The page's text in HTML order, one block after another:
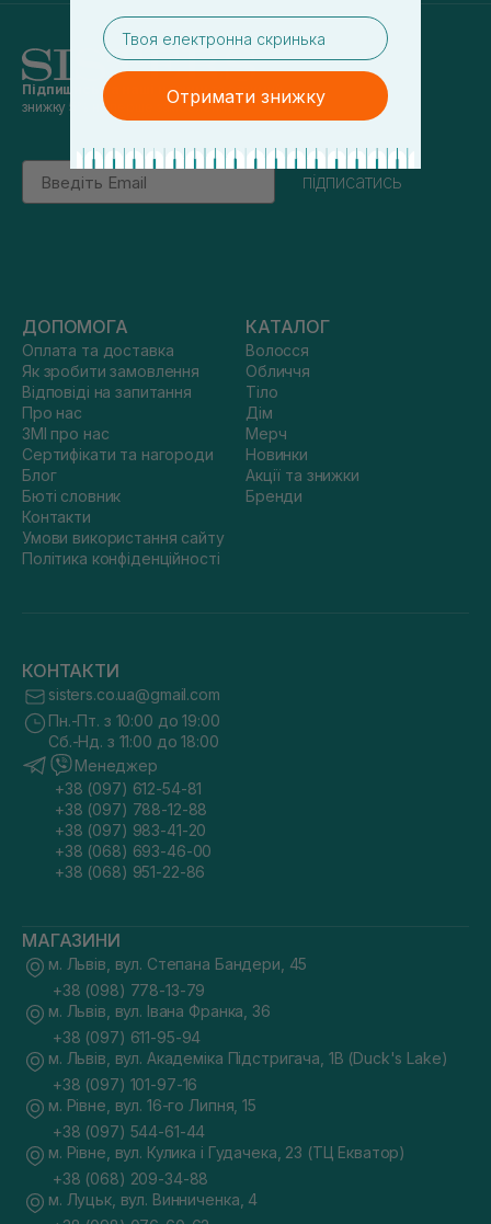
Підпишись на наші новинита отримуй
знижку 5% на перше замовлення
Email
підписатись
ДОПОМОГА
Оплата та доставка
Як зробити замовлення
Відповіді на запитання
Про нас
ЗМІ про нас
Сертифікати та нагороди
Блог
Бюті словник
Контакти
Умови використання сайту
Політика конфіденційності
КАТАЛОГ
Волосся
Обличчя
Тіло
Дім
Мерч
Новинки
Акції та знижки
Бренди
КОНТАКТИ
sisters.co.ua@gmail.com
Пн.-Пт. з 10:00 до 19:00
Сб.-Нд. з 11:00 до 18:00
Менеджер
+38 (097) 612-54-81
+38 (097) 788-12-88
+38 (097) 983-41-20
+38 (068) 693-46-00
+38 (068) 951-22-86
МАГАЗИНИ
м. Львів, вул. Степана Бандери, 45
+38 (098) 778-13-79
м. Львів, вул. Івана Франка, 36
+38 (097) 611-95-94
м. Львів, вул. Академіка Підстригача, 1В (Duck's Lake)
+38 (097) 101-97-16
м. Рівне, вул. 16-го Липня, 15
+38 (097) 544-61-44
м. Рівне, вул. Кулика і Гудачека, 23 (ТЦ Екватор)
+38 (068) 209-34-88
м. Луцьк, вул. Винниченка, 4
email
Отримати знижку